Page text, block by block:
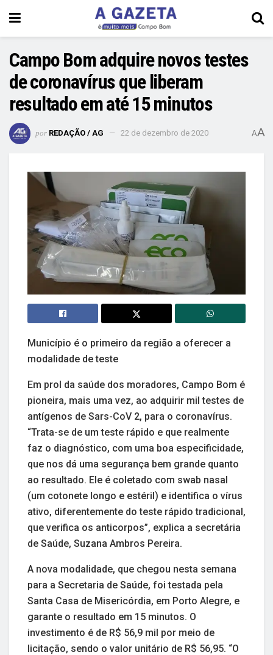
Campo Bom adquire novos testes
de coronavírus que liberam
resultado em até 15 minutos
por REDAÇÃO / AG 22 de dezembro de 2020 AA
Município é o primeiro da região a oferecer a
modalidade de teste
Em prol da saúde dos moradores, Campo Bom é
pioneira, mais uma vez, ao adquirir mil testes de
antígenos de Sars-CoV 2, para o coronavírus.
“Trata-se de um teste rápido e que realmente
faz o diagnóstico, com uma boa especificidade,
que nos dá uma segurança bem grande quanto
ao resultado. Ele é coletado com swab nasal
(um cotonete longo e estéril) e identifica o vírus
ativo, diferentemente do teste rápido tradicional,
que verifica os anticorpos”, explica a secretária
de Saúde, Suzana Ambros Pereira.
A nova modalidade, que chegou nesta semana
para a Secretaria de Saúde, foi testada pela
Santa Casa de Misericórdia, em Porto Alegre, e
garante o resultado em 15 minutos. O
investimento é de R$ 56,9 mil por meio de
licitação, sendo o valor unitário de R$ 56,95. “O